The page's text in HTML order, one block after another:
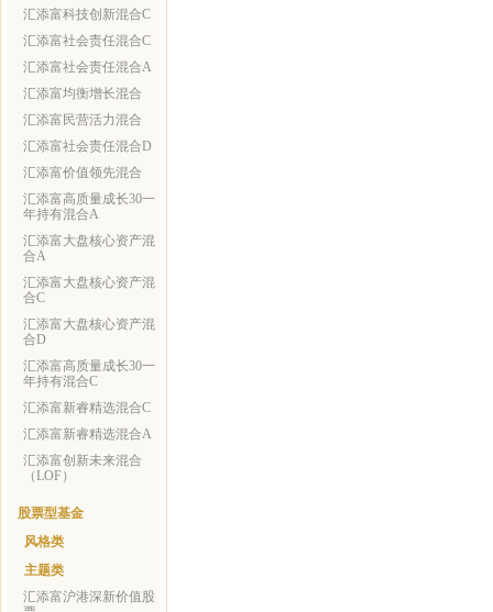
汇添富科技创新混合C
汇添富社会责任混合C
汇添富社会责任混合A
汇添富均衡增长混合
汇添富民营活力混合
汇添富社会责任混合D
汇添富价值领先混合
汇添富高质量成长30一
年持有混合A
汇添富大盘核心资产混
合A
汇添富大盘核心资产混
合C
汇添富大盘核心资产混
合D
汇添富高质量成长30一
年持有混合C
汇添富新睿精选混合C
汇添富新睿精选混合A
汇添富创新未来混合
（LOF）
股票型基金
风格类
主题类
汇添富沪港深新价值股